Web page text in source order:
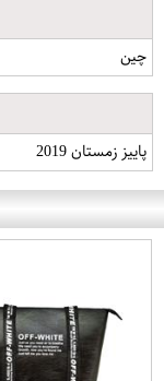
چین
پاییز زمستان 2019